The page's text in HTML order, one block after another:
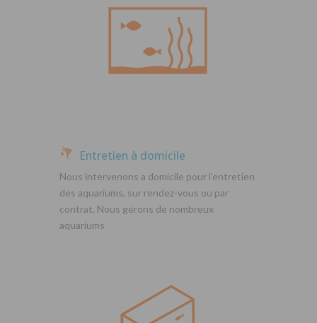
Entretien à domicile
Nous intervenons a domicile pour l’entretien
des aquariums, sur rendez-vous ou par
contrat. Nous gérons de nombreux
aquariums